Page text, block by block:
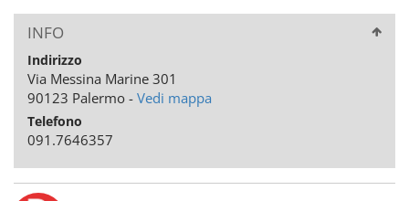
INFO
Indirizzo
Via Messina Marine 301
90123 Palermo - Vedi mappa
Telefono
091.7646357